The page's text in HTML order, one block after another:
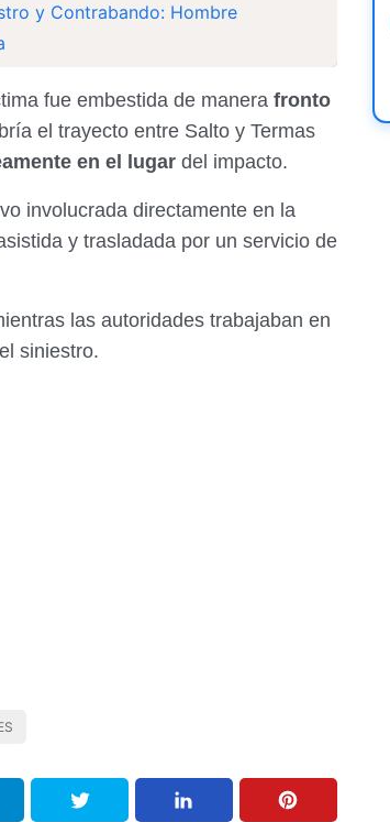
y Contrabando: Hombre
fue embestida de manera fronto
el trayecto entre Salto y Termas
en el lugar del impacto.
involucrada directamente en la
y trasladada por un servicio de
las autoridades trabajaban en
siniestro.